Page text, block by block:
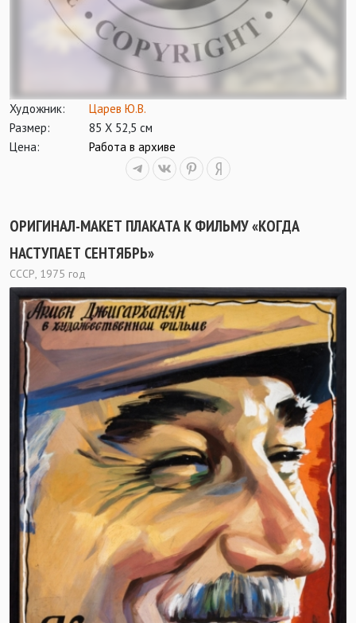
Художник:
Царев Ю.В.
Размер:
85 Х 52,5 см
Цена:
Работа в архиве
ОРИГИНАЛ-МАКЕТ ПЛАКАТА К ФИЛЬМУ «КОГДА
НАСТУПАЕТ СЕНТЯБРЬ»
СССР, 1975 год